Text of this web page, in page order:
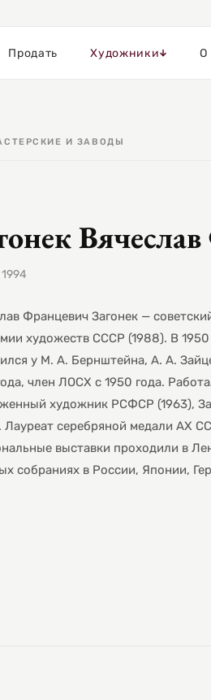
Продать Художники О
И ЗАВОДЫ
Францевич Загонек —
художеств СССР (1988). В
у М. А. Бернштейна, А. А.
член ЛОСХ с 1950 года.
художник РСФСР (1963),
Лауреат серебряной медали АХ
выставки проходили в
собраниях в России, Японии,